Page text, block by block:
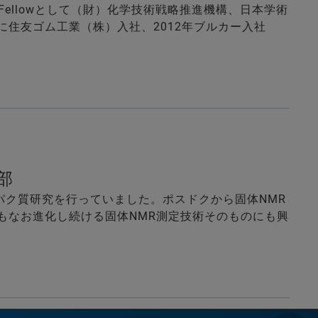
として（財）化学技術戦略推進機構、日本学術
住友ゴム工業（株）入社、2012年ブルカー入社
質研究を行っていました。ポスドクから固体NMR
お進化し続ける固体NMR測定技術そのものにも興